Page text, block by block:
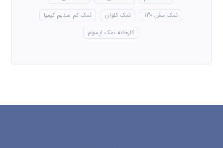
نمک مش 130
نمک کلوان
نمک کم سدیم کیمیا
کارخانه نمک اپسوم